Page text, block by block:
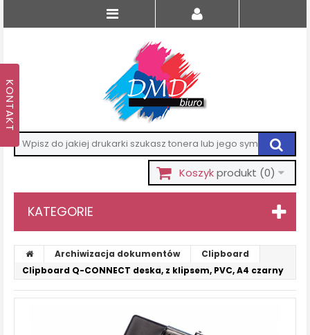
Koszykprodukt (0)
KATEGORIE
Archiwizacja dokumentów
Clipboard
Clipboard Q-CONNECT deska, z klipsem, PVC, A4 czarny